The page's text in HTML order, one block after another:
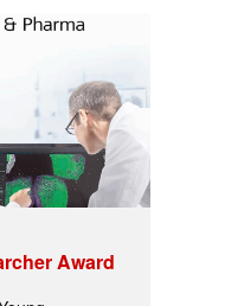
Award